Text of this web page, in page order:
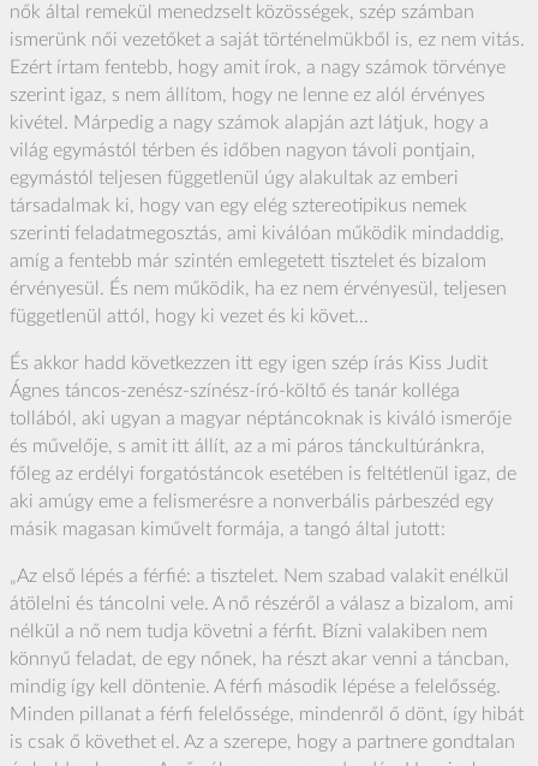
nők által remekül menedzselt közösségek, szép számban
ismerünk női vezetőket a saját történelmükből is, ez nem vitás.
Ezért írtam fentebb, hogy amit írok, a nagy számok törvénye
szerint igaz, s nem állítom, hogy ne lenne ez alól érvényes
kivétel. Márpedig a nagy számok alapján azt látjuk, hogy a
világ egymástól térben és időben nagyon távoli pontjain,
egymástól teljesen függetlenül úgy alakultak az emberi
társadalmak ki, hogy van egy elég sztereotipikus nemek
szerinti feladatmegosztás, ami kiválóan működik mindaddig,
amíg a fentebb már szintén emlegetett tisztelet és bizalom
érvényesül. És nem működik, ha ez nem érvényesül, teljesen
függetlenül attól, hogy ki vezet és ki követ…
És akkor hadd következzen itt egy igen szép írás Kiss Judit
Ágnes táncos-zenész-színész-író-költő és tanár kolléga
tollából, aki ugyan a magyar néptáncoknak is kiváló ismerője
és művelője, s amit itt állít, az a mi páros tánckultúránkra,
főleg az erdélyi forgatóstáncok esetében is feltétlenül igaz, de
aki amúgy eme a felismerésre a nonverbális párbeszéd egy
másik magasan kiművelt formája, a tangó által jutott:
„Az első lépés a férfié: a tisztelet. Nem szabad valakit enélkül
átölelni és táncolni vele. A nő részéről a válasz a bizalom, ami
nélkül a nő nem tudja követni a férfit. Bízni valakiben nem
könnyű feladat, de egy nőnek, ha részt akar venni a táncban,
mindig így kell döntenie. A férfi második lépése a felelősség.
Minden pillanat a férfi felelőssége, mindenről ő dönt, így hibát
is csak ő követhet el. Az a szerepe, hogy a partnere gondtalan